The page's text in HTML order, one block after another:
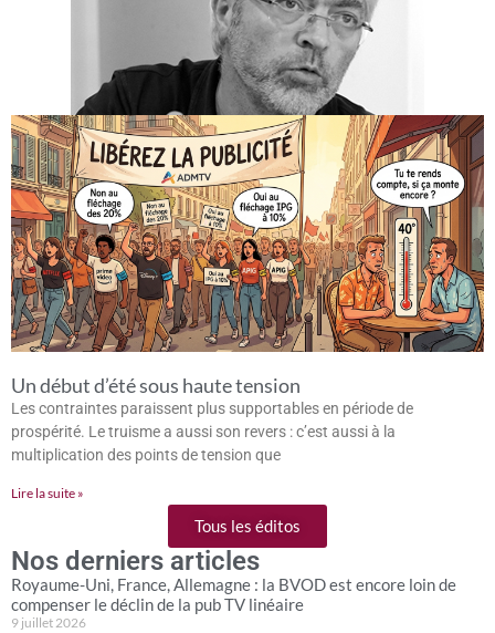
Un début d’été sous haute tension
Les contraintes paraissent plus supportables en période de
prospérité. Le truisme a aussi son revers : c’est aussi à la
multiplication des points de tension que
Lire la suite »
Tous les éditos
Nos derniers articles
Royaume-Uni, France, Allemagne : la BVOD est encore loin de
compenser le déclin de la pub TV linéaire
9 juillet 2026